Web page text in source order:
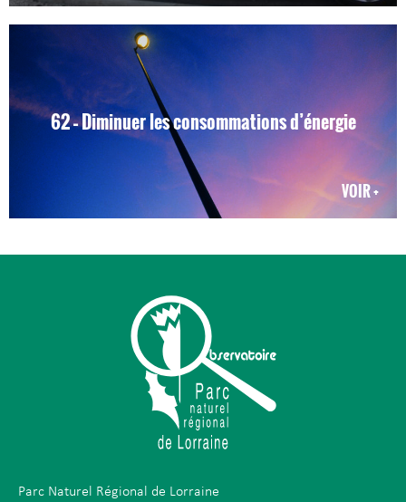
62 – Diminuer les consommations d’énergie
VOIR +
Parc Naturel Régional de Lorraine